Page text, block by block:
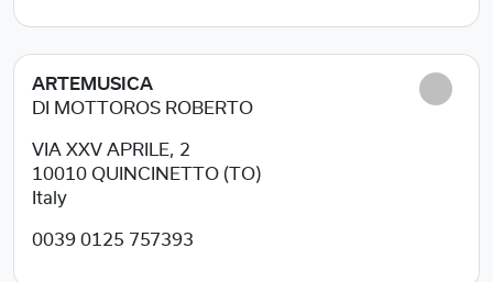
ARTEMUSICA
DI MOTTOROS ROBERTO
VIA XXV APRILE, 2
10010 QUINCINETTO (TO)
Italy
0039 0125 757393